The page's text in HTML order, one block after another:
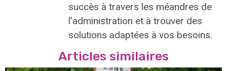
succès à travers les méandres de
l'administration et à trouver des
solutions adaptées à vos besoins.
Articles similaires